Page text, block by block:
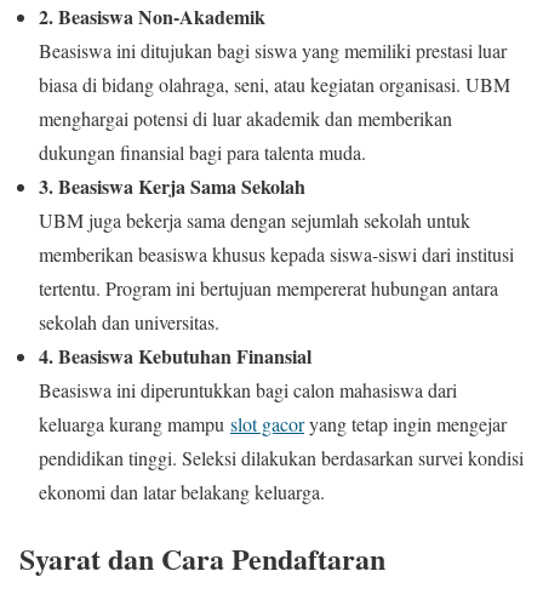
2. Beasiswa Non-Akademik
Beasiswa ini ditujukan bagi siswa yang memiliki prestasi luar
biasa di bidang olahraga, seni, atau kegiatan organisasi. UBM
menghargai potensi di luar akademik dan memberikan
dukungan finansial bagi para talenta muda.
3. Beasiswa Kerja Sama Sekolah
UBM juga bekerja sama dengan sejumlah sekolah untuk
memberikan beasiswa khusus kepada siswa-siswi dari institusi
tertentu. Program ini bertujuan mempererat hubungan antara
sekolah dan universitas.
4. Beasiswa Kebutuhan Finansial
Beasiswa ini diperuntukkan bagi calon mahasiswa dari
keluarga kurang mampu slot gacoryang tetap ingin mengejar
pendidikan tinggi. Seleksi dilakukan berdasarkan survei kondisi
ekonomi dan latar belakang keluarga.
Syarat dan Cara Pendaftaran